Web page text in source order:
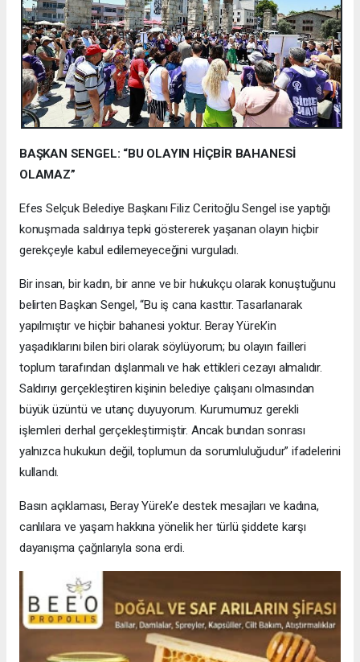
BAŞKAN SENGEL: “BU OLAYIN HİÇBİR BAHANESİ
OLAMAZ”
Efes Selçuk Belediye Başkanı Filiz Ceritoğlu Sengel ise yaptığı
konuşmada saldırıya tepki göstererek yaşanan olayın hiçbir
gerekçeyle kabul edilemeyeceğini vurguladı.
Bir insan, bir kadın, bir anne ve bir hukukçu olarak konuştuğunu
belirten Başkan Sengel, “Bu iş cana kasttır. Tasarlanarak
yapılmıştır ve hiçbir bahanesi yoktur. Beray Yürek’in
yaşadıklarını bilen biri olarak söylüyorum; bu olayın failleri
toplum tarafından dışlanmalı ve hak ettikleri cezayı almalıdır.
Saldırıyı gerçekleştiren kişinin belediye çalışanı olmasından
büyük üzüntü ve utanç duyuyorum. Kurumumuz gerekli
işlemleri derhal gerçekleştirmiştir. Ancak bundan sonrası
yalnızca hukukun değil, toplumun da sorumluluğudur” ifadelerini
kullandı.
Basın açıklaması, Beray Yürek’e destek mesajları ve kadına,
canlılara ve yaşam hakkına yönelik her türlü şiddete karşı
dayanışma çağrılarıyla sona erdi.